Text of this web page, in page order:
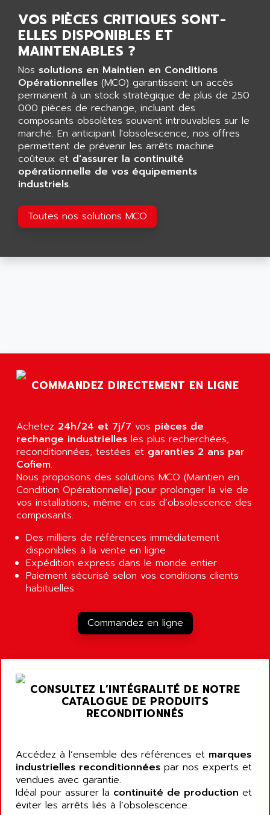
cms3
CMS
PARVEX
AMS
R6TXB
MOVIDYN
MOVITRAC
LEXIUM
SERVVODYN
SERVODYN
SE50
LTD12
MDLA
ACMD2
SIMODRIVE 611
NUM 760
NUM 750/760
NUM750
NUM750 / NUM760
NUM 750
ULTRA SERIES
IPC
INDUCTEL
C500
C200H
RECTIVAR 4
ALTIVAR 66
MICROMASTER
ADVANTYS
APRIL 3000
VT5000
ADDER
ADDI DATA
ADEL SYSTEM
ADEPT
ADEPT TECHNOLOGY
ADES
ADETEC
ADISCOM
ADITEC
ADL
ADL EUROTECH
ADLEE POWERTRONIC
ADLINK
ADV
ADVANCE HIVOLT
ADVANCED ENERGY
ADVANCED MICRO DEVICES
ADVANCED MOTION CONTROLS
ADVANCED POWER TECHNOLOGY
ADVANCED UV
ADVANTEC
ADVANTYS FTM
ADWIN
AE
AE&T
AEES
AEG
AEG MODICON
AEM
AEP
AERMEC
AERO - SHARP
VOS PIÈCES CRITIQUES SONT-
ELLES DISPONIBLES ET
MAINTENABLES ?
Nos solutions en Maintien en Conditions
Opérationnelles (MCO) garantissent un accès
permanent à un stock stratégique de plus de 250
000 pièces de rechange, incluant des
composants obsolètes souvent introuvables sur le
marché. En anticipant l'obsolescence, nos offres
permettent de prévenir les arrêts machine
coûteux et d'assurer la continuité
opérationnelle de vos équipements
industriels.
Toutes nos solutions MCO
COMMANDEZ DIRECTEMENT EN LIGNE
Achetez 24h/24 et 7j/7 vos pièces de
rechange industrielles les plus recherchées,
reconditionnées, testées et garanties 2 ans par
Cofiem.
Nous proposons des solutions MCO (Maintien en
Condition Opérationnelle) pour prolonger la vie de
vos installations, même en cas d’obsolescence des
composants.
Des milliers de références immédiatement
disponibles à la vente en ligne
Expédition express dans le monde entier
Paiement sécurisé selon vos conditions clients
habituelles
Commandez en ligne
CONSULTEZ L’INTÉGRALITÉ DE NOTRE
CATALOGUE DE PRODUITS
RECONDITIONNÉS
Accédez à l’ensemble des références et marques
industrielles reconditionnées par nos experts et
vendues avec garantie.
Idéal pour assurer la continuité de production et
éviter les arrêts liés à l’obsolescence.